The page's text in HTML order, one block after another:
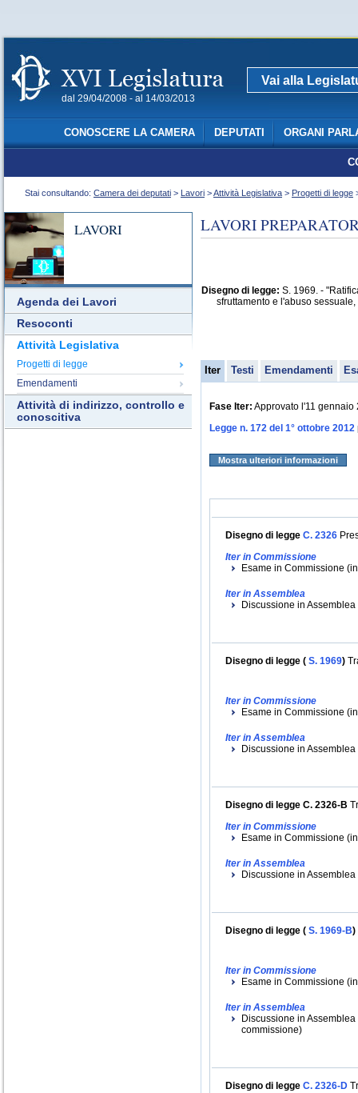
dal 29/04/2008 - al 14/03/2013
Vai alla
CONOSCERE LA CAMERA DEPUTATI ORGANI
Stai consultando: Camera dei deputati > Lavori >Attività Legislativa > Progetti di legge
LAVORI
Agenda dei Lavori
Resoconti
Attività Legislativa
Progetti di legge
Emendamenti
Attività di indirizzo, controllo e
conoscitiva
LAVORI
Disegno di legge: S. 1969. -
sfruttamento e l'abuso
Iter Testi Emendamenti
Fase Iter: Approvato l'11 gennaio
Legge n. 172 del 1° ottobre 2012
Mostra ulteriori informazioni
Disegno di legge C. 2326
Iter in Commissione
Esame in Commissione
Iter in Assemblea
Discussione in
Disegno di legge ( S. 1969)
Iter in Commissione
Esame in Commissione
Iter in Assemblea
Discussione in
Disegno di legge C. 2326-B
Iter in Commissione
Esame in Commissione
Iter in Assemblea
Discussione in
Disegno di legge ( S. 1969-B)
Iter in Commissione
Esame in Commissione
Iter in Assemblea
Discussione in
commissione)
Disegno di legge C. 2326-D